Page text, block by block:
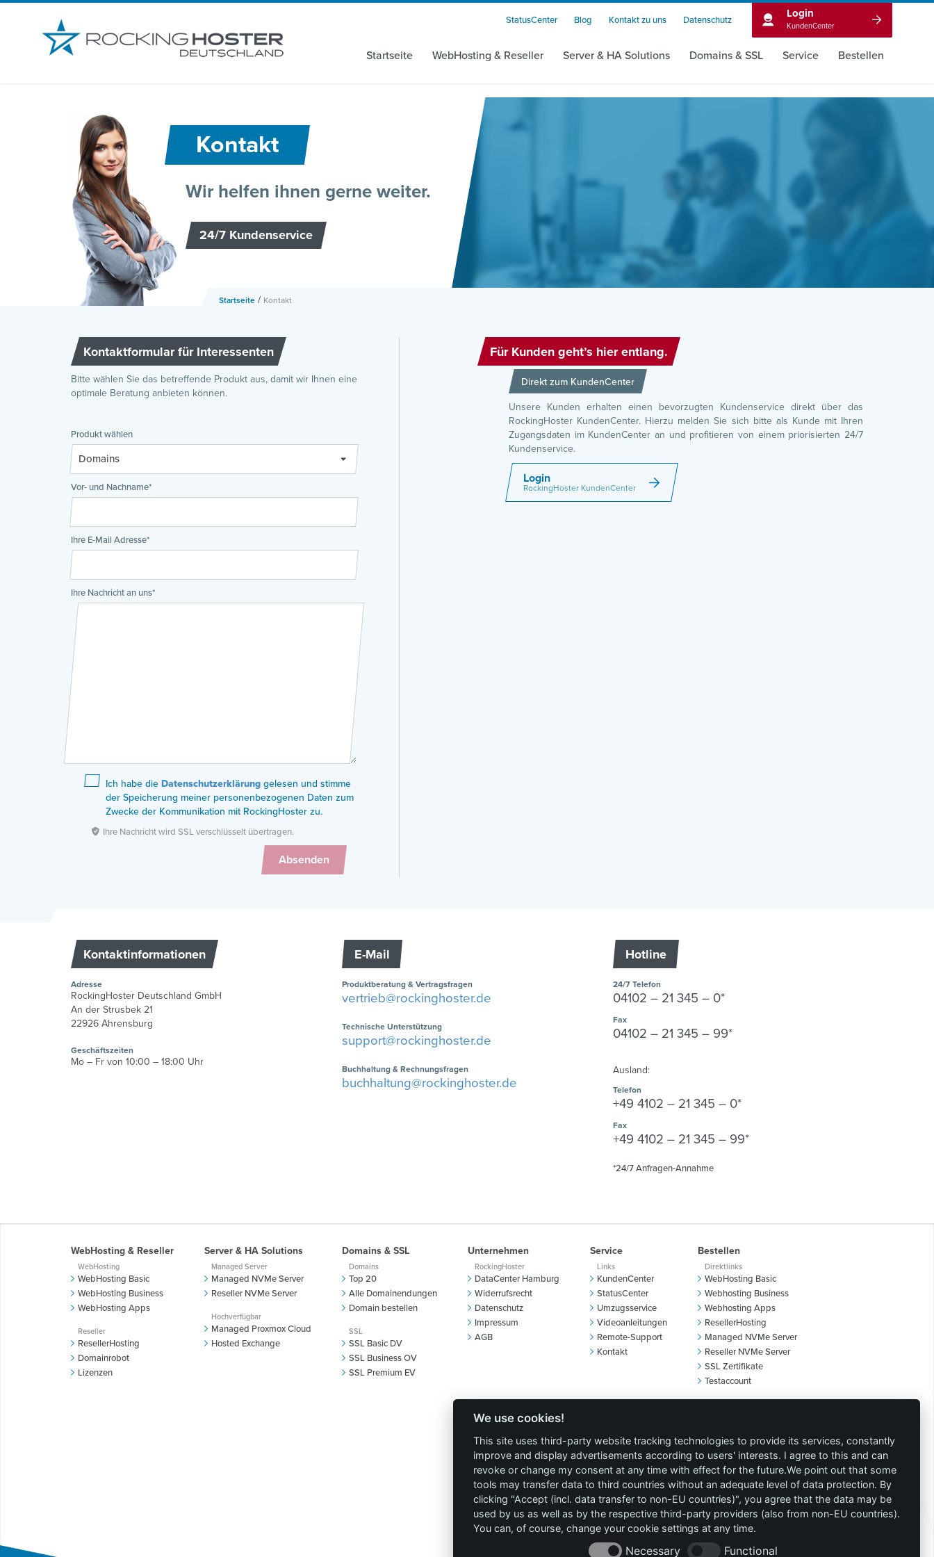
-->
StatusCenter Blog Kontakt zu uns Datenschutz
Login
KundenCenter
Startseite WebHosting & Reseller Server & HA Solutions Domains & SSL Service Bestellen
Kontakt
Wir helfen ihnen gerne weiter.
24/7 Kundenservice
Startseite / Kontakt
Kontaktformular für Interessenten
Bitte wählen Sie das betreffende Produkt aus, damit wir Ihnen eine
optimale Beratung anbieten können.
Produkt wählen
Vor- und Nachname*
Ihre E-Mail Adresse*
Ihre Nachricht an uns*
Ich habe die Datenschutzerklärung gelesen und stimme
der Speicherung meiner personenbezogenen Daten zum
Zwecke der Kommunikation mit RockingHoster zu.
Ihre Nachricht wird SSL verschlüsselt übertragen.
Für Kunden geht’s hier entlang.
Direkt zum KundenCenter
Unsere Kunden erhalten einen bevorzugten Kundenservice direkt über das
RockingHoster KundenCenter. Hierzu melden Sie sich bitte als Kunde mit Ihren
Zugangsdaten im KundenCenter an und profitieren von einem priorisierten 24/7
Kundenservice.
Login
RockingHoster KundenCenter
Kontaktinformationen
Adresse
RockingHoster Deutschland GmbH
An der Strusbek 21
22926 Ahrensburg
Geschäftszeiten
Mo – Fr von 10:00 – 18:00 Uhr
E-Mail
Produktberatung & Vertragsfragen
vertrieb@rockinghoster.de
Technische Unterstützung
support@rockinghoster.de
Buchhaltung & Rechnungsfragen
buchhaltung@rockinghoster.de
Hotline
24/7 Telefon
04102 – 21 345 – 0*
Fax
04102 – 21 345 – 99*
Ausland:
Telefon
+49 4102 – 21 345 – 0*
Fax
+49 4102 – 21 345 – 99*
*24/7 Anfragen-Annahme
WebHosting & Reseller
WebHosting
WebHosting Basic
WebHosting Business
WebHosting Apps
Reseller
ResellerHosting
Domainrobot
Lizenzen
Server & HA Solutions
Managed Server
Managed NVMe Server
Reseller NVMe Server
Hochverfügbar
Managed Proxmox Cloud
Hosted Exchange
Domains & SSL
Domains
Top 20
Alle Domainendungen
Domain bestellen
SSL
SSL Basic DV
SSL Business OV
SSL Premium EV
Unternehmen
RockingHoster
DataCenter Hamburg
Widerrufsrecht
Datenschutz
Impressum
AGB
Service
Links
KundenCenter
StatusCenter
Umzugsservice
Videoanleitungen
Remote-Support
Kontakt
Bestellen
Direktlinks
WebHosting Basic
Webhosting Business
Webhosting Apps
ResellerHosting
Managed NVMe Server
Reseller NVMe Server
SSL Zertifikate
Testaccount
Newsletter
bleiben Sie bei neuen Angeboten oder Themen
aus der Hosting-Branche auf dem Laufenden. Es
gilt Ihre Einwilligung zur Verwendung Ihrer E-
Mail Adresse unsere Datenschutzerklärung
Werden Sie ein RockingHoster und bleiben
Sie mit uns in Kontakt über unsere Sozialen
Netzwerke.
We use cookies!
This site uses third-party website tracking technologies to provide its services, constantly
improve and display advertisements according to users' interests. I agree to this and can
revoke or change my consent at any time with effect for the future.We point out that some
tools may transfer data to third countries without an adequate level of data protection. By
clicking "Accept (incl. data transfer to non-EU countries)", you agree that the data may be
used by us as well as by the respective third-party providers (also from non-EU countries).
You can, of course, change your cookie settings at any time.
Necessary Functional